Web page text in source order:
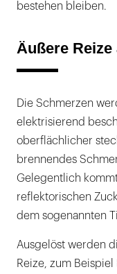
bestehen bleiben.
Äußere
Die Schmerzen
elektrisierend
oberflächlicher
brennendes
Gelegentlich
reflektorischen
dem sogenannten
Ausgelöst werden
Reize, zum